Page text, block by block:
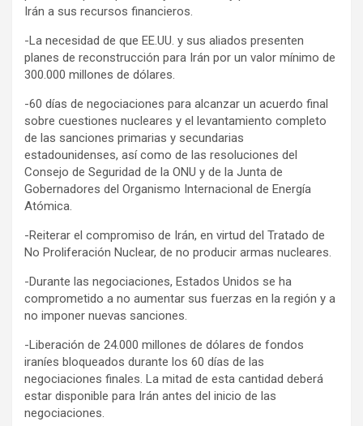
Irán a sus recursos financieros.
-La necesidad de que EE.UU. y sus aliados presenten
planes de reconstrucción para Irán por un valor mínimo de
300.000 millones de dólares.
-60 días de negociaciones para alcanzar un acuerdo final
sobre cuestiones nucleares y el levantamiento completo
de las sanciones primarias y secundarias
estadounidenses, así como de las resoluciones del
Consejo de Seguridad de la ONU y de la Junta de
Gobernadores del Organismo Internacional de Energía
Atómica.
-Reiterar el compromiso de Irán, en virtud del Tratado de
No Proliferación Nuclear, de no producir armas nucleares.
-Durante las negociaciones, Estados Unidos se ha
comprometido a no aumentar sus fuerzas en la región y a
no imponer nuevas sanciones.
-Liberación de 24.000 millones de dólares de fondos
iraníes bloqueados durante los 60 días de las
negociaciones finales. La mitad de esta cantidad deberá
estar disponible para Irán antes del inicio de las
negociaciones.